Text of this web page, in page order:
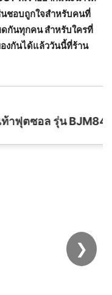
ชอบถูกใจสำหรับคนที่
ดกันทุกคน สำหรับใครที่
งกันได้แล้ววันนี้ที่ร้าน
❯